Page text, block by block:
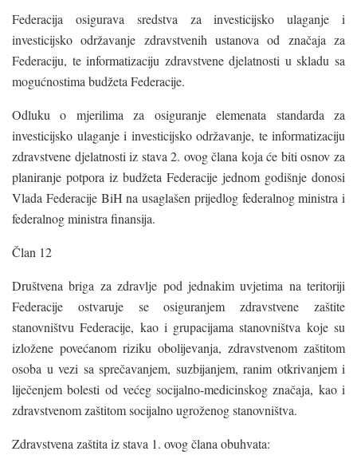
Federacija osigurava sredstva za investicijsko ulaganje i
investicijsko održavanje zdravstvenih ustanova od značaja za
Federaciju, te informatizaciju zdravstvene djelatnosti u skladu sa
mogućnostima budžeta Federacije.
Odluku o mjerilima za osiguranje elemenata standarda za
investicijsko ulaganje i investicijsko održavanje, te informatizaciju
zdravstvene djelatnosti iz stava 2. ovog člana koja će biti osnov za
planiranje potpora iz budžeta Federacije jednom godišnje donosi
Vlada Federacije BiH na usaglašen prijedlog federalnog ministra i
federalnog ministra finansija.
Član 12
Društvena briga za zdravlje pod jednakim uvjetima na teritoriji
Federacije ostvaruje se osiguranjem zdravstvene zaštite
stanovništvu Federacije, kao i grupacijama stanovništva koje su
izložene povećanom riziku obolijevanja, zdravstvenom zaštitom
osoba u vezi sa sprečavanjem, suzbijanjem, ranim otkrivanjem i
liječenjem bolesti od većeg socijalno-medicinskog značaja, kao i
zdravstvenom zaštitom socijalno ugroženog stanovništva.
Zdravstvena zaštita iz stava 1. ovog člana obuhvata: